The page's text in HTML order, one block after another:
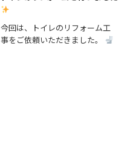
今回は、トイレのリフォーム工
事をご依頼いただきました。